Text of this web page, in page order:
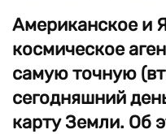
Американское и
космическое
самую точную
сегодняшний
карту Земли. Об